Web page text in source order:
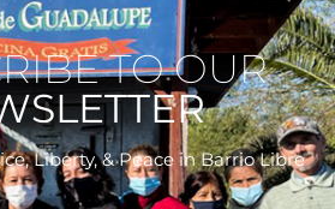
TO OUR
Liberty, & Peace in Barrio Libre